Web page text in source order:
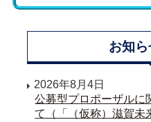
お知
2026年8月4日
公募型プロポーザルに
て（「（仮称）滋賀未